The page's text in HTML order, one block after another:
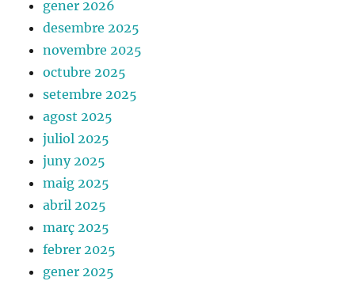
gener 2026
desembre 2025
novembre 2025
octubre 2025
setembre 2025
agost 2025
juliol 2025
juny 2025
maig 2025
abril 2025
març 2025
febrer 2025
gener 2025